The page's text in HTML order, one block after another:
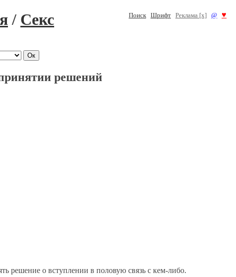
Поиск Шрифт Реклама [x] @ ♥
/ Секс
решений
решение о вступлении в половую связь с кем-либо.